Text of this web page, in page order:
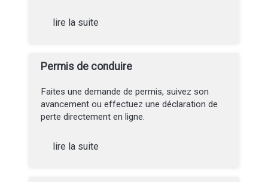
lire la suite
Permis de conduire
Faites une demande de permis, suivez son
avancement ou effectuez une déclaration de
perte directement en ligne.
lire la suite